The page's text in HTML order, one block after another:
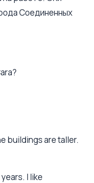
Соединенных
buildings are taller.
I like